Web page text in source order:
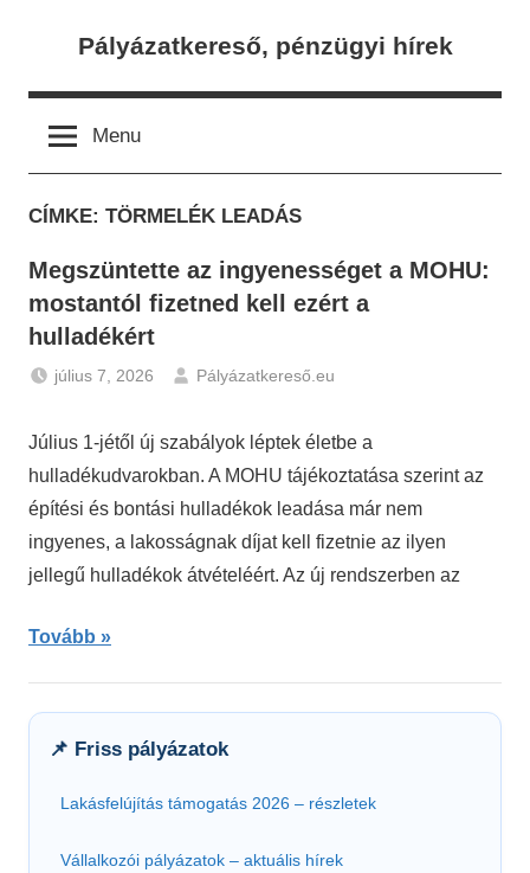
Pályázatkereső, pénzügyi hírek
Menu
CÍMKE: TÖRMELÉK LEADÁS
Megszüntette az ingyenességet a MOHU:
mostantól fizetned kell ezért a
hulladékért
július 7, 2026
Pályázatkereső.eu
Július 1-jétől új szabályok léptek életbe a
hulladékudvarokban. A MOHU tájékoztatása szerint az
építési és bontási hulladékok leadása már nem
ingyenes, a lakosságnak díjat kell fizetnie az ilyen
jellegű hulladékok átvételéért. Az új rendszerben az
Tovább
📌 Friss pályázatok
Lakásfelújítás támogatás 2026 – részletek
Vállalkozói pályázatok – aktuális hírek